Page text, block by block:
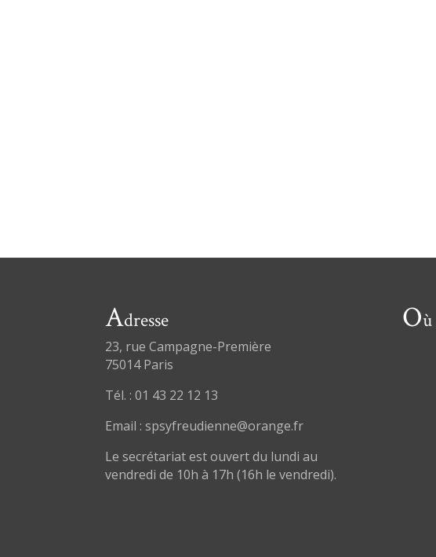
Adresse
23, rue Campagne-Première
75014 Paris
Tél. : 01 43 22 12 13
Email : spsyfreudienne@orange.fr
Le secrétariat est ouvert du lundi au
vendredi de 10h à 17h (16h le vendredi).
O